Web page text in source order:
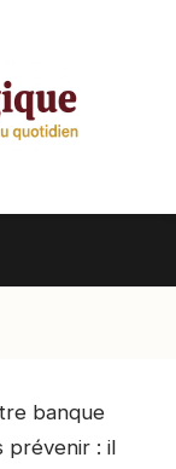
banque
prévenir : il